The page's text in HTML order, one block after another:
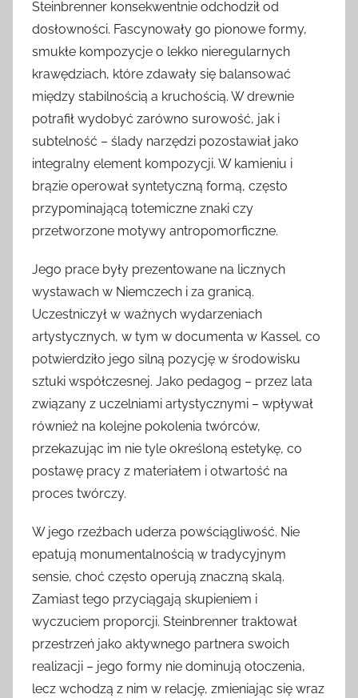
Steinbrenner konsekwentnie odchodził od
dosłowności. Fascynowały go pionowe formy,
smukłe kompozycje o lekko nieregularnych
krawędziach, które zdawały się balansować
między stabilnością a kruchością. W drewnie
potrafił wydobyć zarówno surowość, jak i
subtelność – ślady narzędzi pozostawiał jako
integralny element kompozycji. W kamieniu i
brązie operował syntetyczną formą, często
przypominającą totemiczne znaki czy
przetworzone motywy antropomorficzne.
Jego prace były prezentowane na licznych
wystawach w Niemczech i za granicą.
Uczestniczył w ważnych wydarzeniach
artystycznych, w tym w documenta w Kassel, co
potwierdziło jego silną pozycję w środowisku
sztuki współczesnej. Jako pedagog – przez lata
związany z uczelniami artystycznymi – wpływał
również na kolejne pokolenia twórców,
przekazując im nie tyle określoną estetykę, co
postawę pracy z materiałem i otwartość na
proces twórczy.
W jego rzeźbach uderza powściągliwość. Nie
epatują monumentalnością w tradycyjnym
sensie, choć często operują znaczną skalą.
Zamiast tego przyciągają skupieniem i
wyczuciem proporcji. Steinbrenner traktował
przestrzeń jako aktywnego partnera swoich
realizacji – jego formy nie dominują otoczenia,
lecz wchodzą z nim w relację, zmieniając się wraz